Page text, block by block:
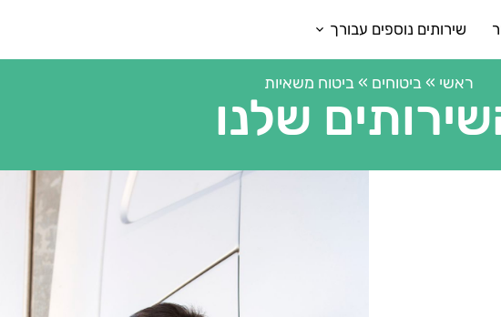
שירותים נוספים עבורך
ראשי »ביטוחים »ביטוח משאיות
שלנו